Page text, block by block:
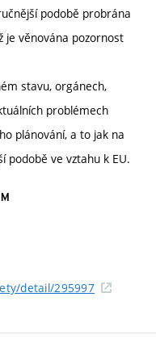
podobě probrána
je věnována pozornost
stavu, orgánech,
problémech
plánování, a to jak na
podobě ve vztahu k EU.
detail/295997